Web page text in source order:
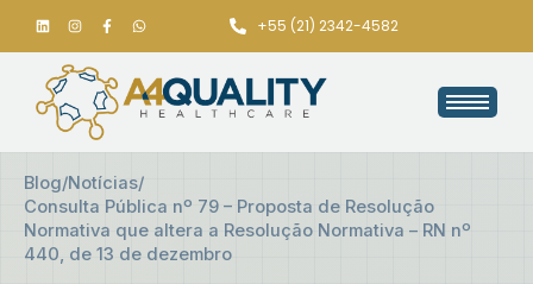
+55 (21) 2342-4582
Blog/Notícias/
Consulta Pública nº 79 – Proposta de Resolução
Normativa que altera a Resolução Normativa – RN nº
440, de 13 de dezembro